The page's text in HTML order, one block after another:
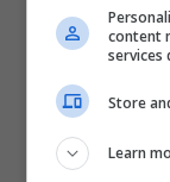
content
services
Store
Learn